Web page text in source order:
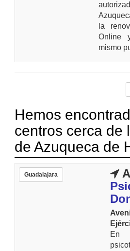
la
Online
mismo
Hemos
centros cerca de
de Azuqueca de
Guadalajara